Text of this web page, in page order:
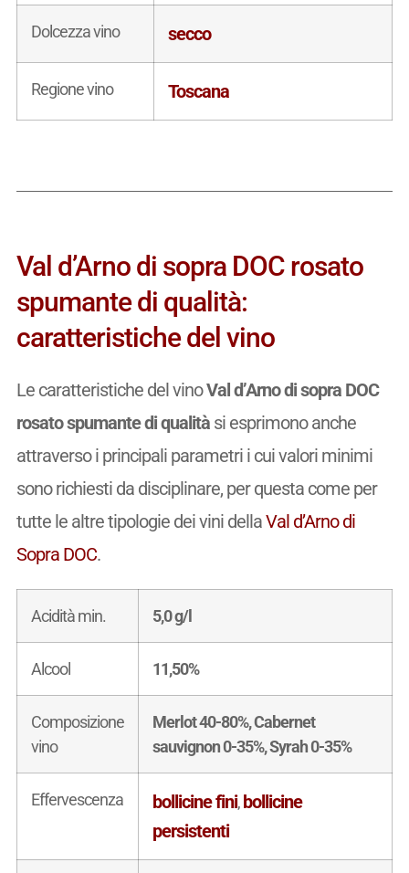
Dolcezza vino secco
Regione vino Toscana
Val d’Arno di sopra DOC rosato
spumante di qualità:
caratteristiche del vino
Le caratteristiche del vinoVal d’Arno di sopra DOC
rosato spumante di qualitàsi esprimono anche
attraverso i principali parametri i cui valori minimi
sono richiesti da disciplinare, per questa come per
tutte le altre tipologie dei vini dellaVal d’Arno di
Sopra DOC.
Acidità min. 5,0 g/l
Alcool 11,50%
Composizione
vino
Merlot 40-80%, Cabernet
sauvignon 0-35%, Syrah 0-35%
Effervescenza bollicine fini,bollicine
persistenti